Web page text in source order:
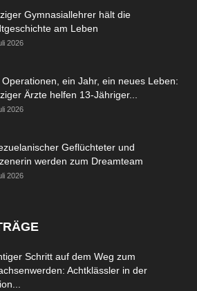
Gymnasiallehrer hält die
am Leben
2026
Operationen, ein Jahr, ein neues Leben:
Ärzte helfen 13-Jähriger...
2026
Geflüchteter und
werden zum Dreamteam
2026
Schritt auf dem Weg zum
Achtklässler in der